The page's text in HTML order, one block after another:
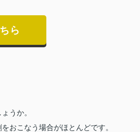
ら
うか。
おこなう場合がほとんどです。